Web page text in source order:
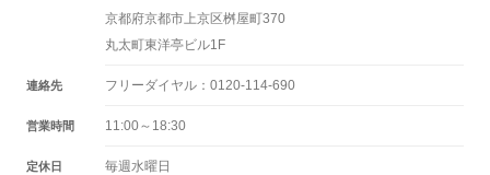
京都府京都市上京区桝屋町370
丸太町東洋亭ビル1F
連絡先 フリーダイヤル：0120-114-690
営業時間 11:00～18:30
定休日 毎週水曜日